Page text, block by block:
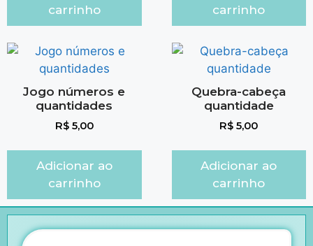
carrinho
carrinho
Jogo números e
quantidades
R$5,00
Adicionar ao
carrinho
Quebra-cabeça
quantidade
R$ 5,00
Adicionar ao
carrinho